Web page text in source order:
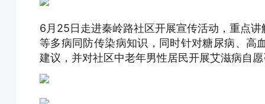
6月25日走进秦岭路社区开展宣传活动，重点
等多病同防传染病知识，同时针对糖尿病、高
建议，并对社区中老年男性居民开展艾滋病自